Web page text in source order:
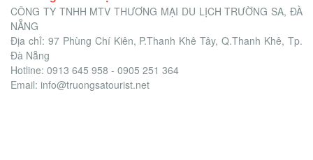
CÔNG TY TNHH MTV THƯƠNG MẠI DU LỊCH TRƯỜNG SA, ĐÀ
NẴNG
Địa chỉ: 97 Phùng Chí Kiên, P.Thanh Khê Tây, Q.Thanh Khê, Tp.
Đà Nẵng
Hotline: 0913 645 958 - 0905 251 364
Email: info@truongsatourist.net